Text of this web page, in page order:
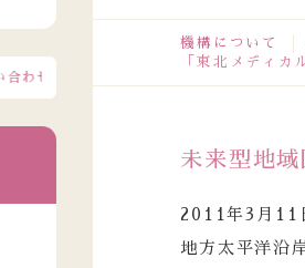
機構について
「東北メディカ
未来型地
2011年3月11
地方太平洋沿
わせ窓口電話受付の休止について（2026/